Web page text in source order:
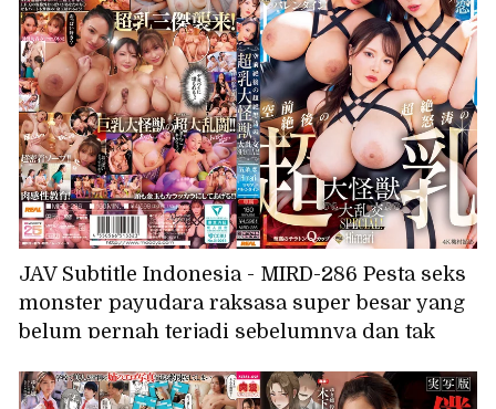
Reika Natsume.
JAV Subtitle Indonesia - MIRD-286 Pesta seks
monster payudara raksasa super besar yang
belum pernah terjadi sebelumnya dan tak
Valentine